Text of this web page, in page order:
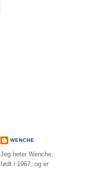
WENCHE
Jeg heter Wenche,
født i 1967, og er